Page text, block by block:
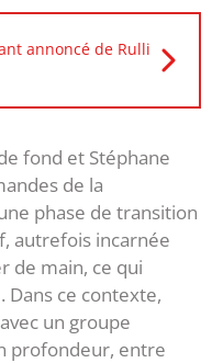
annoncé de Rulli
fond et Stéphane
de la
phase de transition
autrefois incarnée
de main, ce qui
‎Dans ce contexte,
un groupe
profondeur, entre